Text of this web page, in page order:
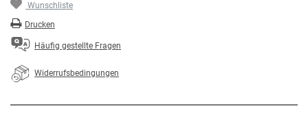
Wunschliste
Drucken
Häufig gestellte Fragen
Widerrufsbedingungen